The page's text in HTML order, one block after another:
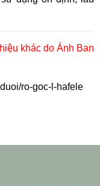
khác do Ánh Ban
ro-goc-l-hafele